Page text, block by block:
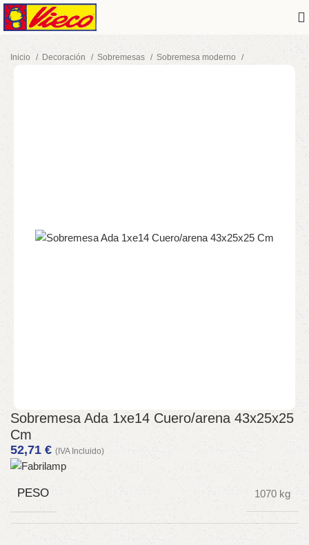
Inicio Decoración Sobremesas Sobremesa moderno
Sobremesa Ada 1xe14 Cuero/arena 43x25x25
Cm
52,71 € (IVA Incluido)
PESO 1070 kg